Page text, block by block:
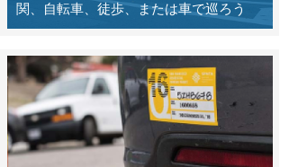
関、自転車、徒歩、または車で巡ろう